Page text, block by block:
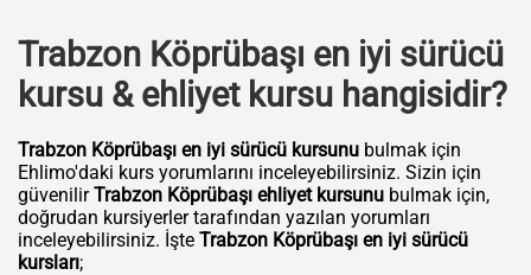
Trabzon Köprübaşı en iyi sürücü
kursu & ehliyet kursu hangisidir?
Trabzon Köprübaşı en iyi sürücü kursunu bulmak için
Ehlimo'daki kurs yorumlarını inceleyebilirsiniz. Sizin için
güvenilirTrabzon Köprübaşı ehliyet kursunu bulmak için,
doğrudan kursiyerler tarafından yazılan yorumları
inceleyebilirsiniz. İşte Trabzon Köprübaşı en iyi sürücü
kursları;